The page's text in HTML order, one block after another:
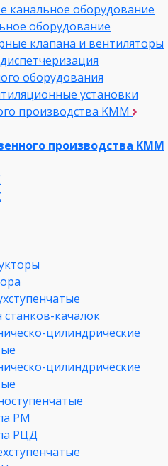
канальное оборудование
оборудование
клапана и вентиляторы
оборудования
установки
производства KMM
производства KMM
качалок
цилиндрические
цилиндрические
РМ
РЦД